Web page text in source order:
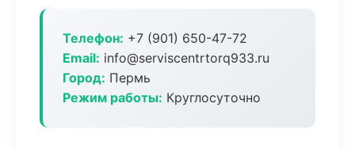
Телефон: +7 (901) 650-47-72
Email: info@serviscentrtorq933.ru
Город: Пермь
Режим работы: Круглосуточно